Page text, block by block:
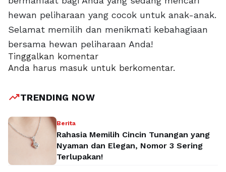
hewan peliharaan yang cocok untuk anak-anak.
Selamat memilih dan menikmati kebahagiaan
bersama hewan peliharaan Anda!
Tinggalkan komentar
Anda harus masuk untuk berkomentar.
trending_upTRENDING NOW
Berita
Rahasia Memilih Cincin Tunangan yang
Nyaman dan Elegan, Nomor 3 Sering
Terlupakan!